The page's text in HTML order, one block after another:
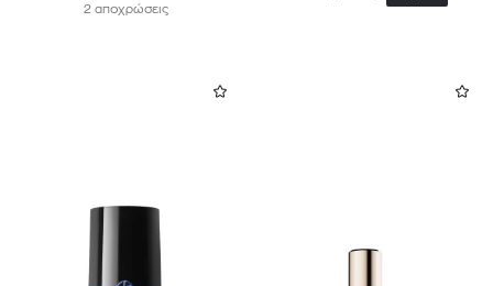
2 αποχρώσεις